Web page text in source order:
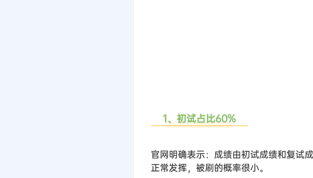
1、初试占比60%
官网明确表示：成绩由初试成绩和复试
正常发挥，被刷的概率很小。